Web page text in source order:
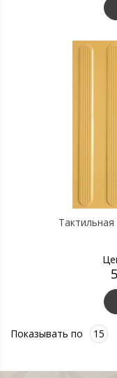
Показывать по 15